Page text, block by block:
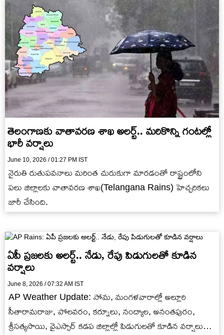
తెలంగాణకు వాతావరణ శాఖ అలర్ట్.. మరికొన్ని గంటల్లో
భారీ వర్షాలు
June 10, 2026 / 01:27 PM IST
నైరుతి రుతుపవనాలు మరింత చురుకుగా మారడంతో రాష్ట్రంలోని
పలు జిల్లాలకు వాతావరణ శాఖ(Telangana Rains) హెచ్చరికలు
జారీ చేసింది.
ఏపీ ప్రజలకు అలర్ట్.. నేడు, రేపు పిడుగులతో కూడిన
వర్షాలు
June 8, 2026 / 07:32 AM IST
AP Weather Update: సోమ, మంగళవారాల్లో అల్లూరి
సీతారామరాజు, పోలవరం, కర్నూలు, నంద్యాల, అనంతపురం,
శ్రీసత్యసాయి, వైఎస్సార్ కడప జిల్లాల్లో పిడుగులతో కూడిన వర్షాలు